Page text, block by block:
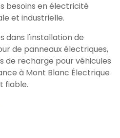
besoins en électricité
et industrielle.
dans l'installation de
de panneaux électriques,
de recharge pour véhicules
à Mont Blanc Électrique
fiable.